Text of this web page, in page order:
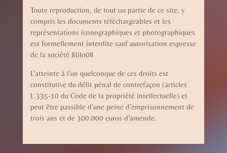
Toute reproduction, de tout ou partie de ce site, y
compris les documents téléchargeables et les
représentations iconographiques et photographiques
est formellement interdite sauf autorisation expresse
de la société 8lilo08
L’atteinte à l’un quelconque de ces droits est
constitutive du délit pénal de contrefaçon (articles
L.335-10 du Code de la propriété intellectuelle) et
peut être passible d’une peine d’emprisonnement de
trois ans et de 300.000 euros d’amende.